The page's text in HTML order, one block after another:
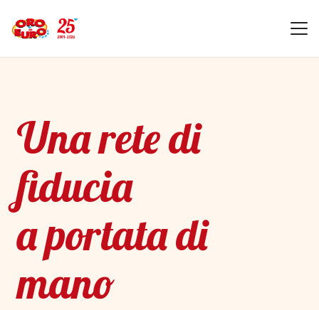
Una rete di
fiducia
a portata di
mano